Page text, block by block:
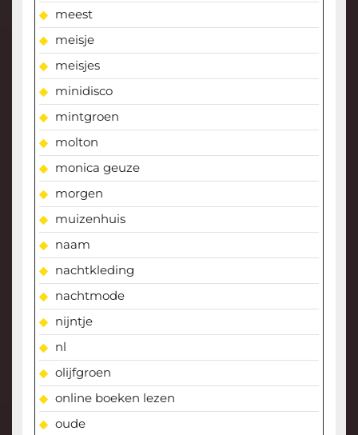
meest
meisje
meisjes
minidisco
mintgroen
molton
monica geuze
morgen
muizenhuis
naam
nachtkleding
nachtmode
nijntje
nl
olijfgroen
online boeken lezen
oude